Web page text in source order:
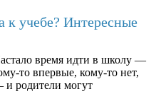
к учебе? Интересные
время идти в школу —
то впервые, кому-то нет,
родители могут